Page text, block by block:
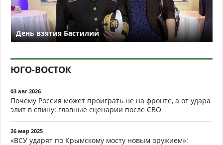
День взятия Бастилии
ЮГО-ВОСТОК
03 авг 2026
Почему Россия может проиграть не на фронте, а от удара
элит в спину: главные сценарии после СВО
26 мар 2025
«ВСУ ударят по Крымскому мосту новым оружием»: